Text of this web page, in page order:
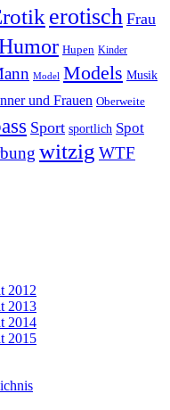
erotisch Frau
Hupen Kinder
Model Models Musik
und Frauen Oberweite
Sport sportlich Spot
witzig WTF
2012
2013
2014
2015